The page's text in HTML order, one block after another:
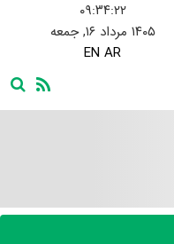
۰۹:۳۴:۲۳
۱۴۰۵ مرداد ۱۶, جمعه
EN AR